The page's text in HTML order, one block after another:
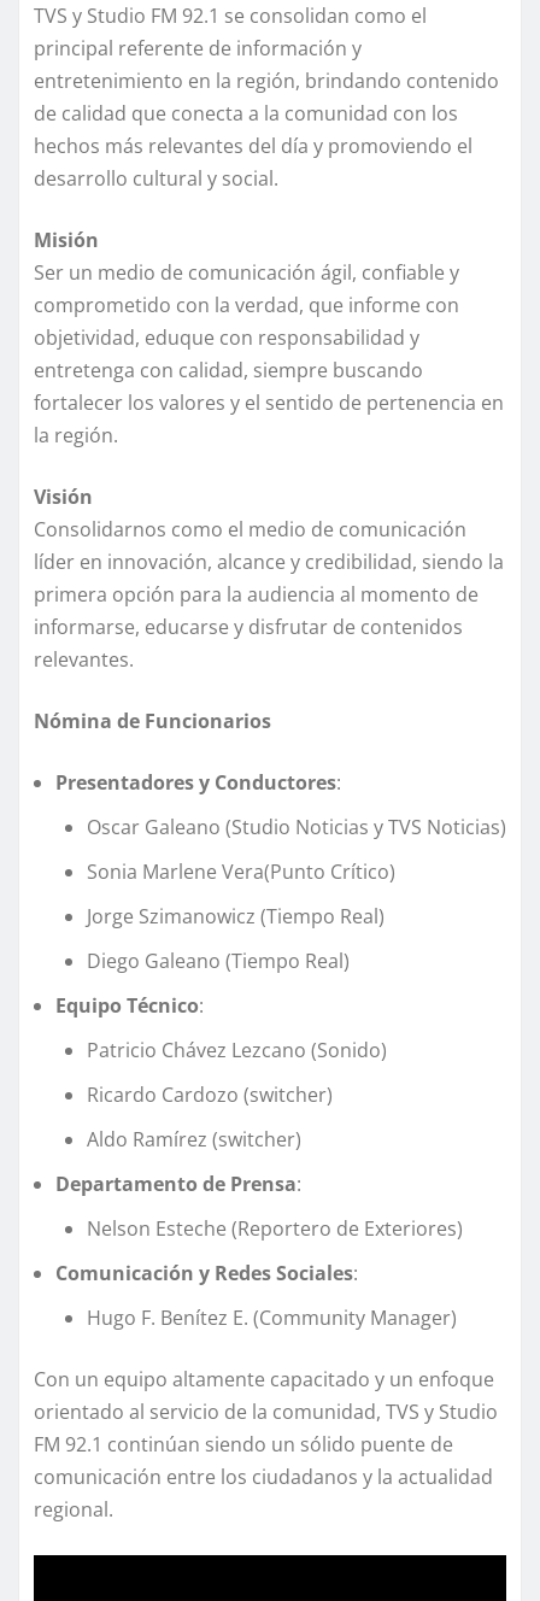
TVS y Studio FM 92.1 se consolidan como el
principal referente de información y
entretenimiento en la región, brindando contenido
de calidad que conecta a la comunidad con los
hechos más relevantes del día y promoviendo el
desarrollo cultural y social.
Misión
Ser un medio de comunicación ágil, confiable y
comprometido con la verdad, que informe con
objetividad, eduque con responsabilidad y
entretenga con calidad, siempre buscando
fortalecer los valores y el sentido de pertenencia en
la región.
Visión
Consolidarnos como el medio de comunicación
líder en innovación, alcance y credibilidad, siendo la
primera opción para la audiencia al momento de
informarse, educarse y disfrutar de contenidos
relevantes.
Nómina de Funcionarios
Presentadores y Conductores:
Oscar Galeano (Studio Noticias y TVS Noticias)
Sonia Marlene Vera(Punto Crítico)
Jorge Szimanowicz (Tiempo Real)
Diego Galeano (Tiempo Real)
Equipo Técnico:
Patricio Chávez Lezcano (Sonido)
Ricardo Cardozo (switcher)
Aldo Ramírez (switcher)
Departamento de Prensa:
Nelson Esteche (Reportero de Exteriores)
Comunicación y Redes Sociales:
Hugo F. Benítez E. (Community Manager)
Con un equipo altamente capacitado y un enfoque
orientado al servicio de la comunidad, TVS y Studio
FM 92.1 continúan siendo un sólido puente de
comunicación entre los ciudadanos y la actualidad
regional.